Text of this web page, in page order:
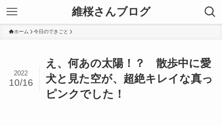
維桜さんブログ
ホーム 今日のできごと
え、何あの太陽！？ 散歩中に愛
犬と見た空が、超絶キレイな真っ
ピンクでした！
2022
10/16